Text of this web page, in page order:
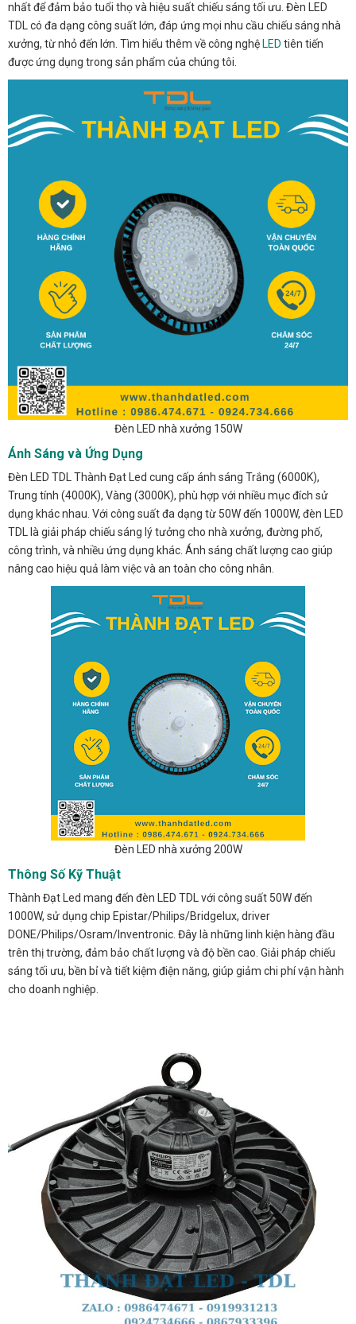
nhất để đảm bảo tuổi thọ và hiệu suất chiếu sáng tối ưu. Đèn LED
TDL có đa dạng công suất lớn, đáp ứng mọi nhu cầu chiếu sáng nhà
xưởng, từ nhỏ đến lớn. Tìm hiểu thêm về công nghệ LED tiên tiến
được ứng dụng trong sản phẩm của chúng tôi.
Đèn LED nhà xưởng 150W
Ánh Sáng và Ứng Dụng
Đèn LED TDL Thành Đạt Led cung cấp ánh sáng Trắng (6000K),
Trung tính (4000K), Vàng (3000K), phù hợp với nhiều mục đích sử
dụng khác nhau. Với công suất đa dạng từ 50W đến 1000W, đèn LED
TDL là giải pháp chiếu sáng lý tưởng cho nhà xưởng, đường phố,
công trình, và nhiều ứng dụng khác. Ánh sáng chất lượng cao giúp
nâng cao hiệu quả làm việc và an toàn cho công nhân.
Đèn LED nhà xưởng 200W
Thông Số Kỹ Thuật
Thành Đạt Led mang đến đèn LED TDL với công suất 50W đến
1000W, sử dụng chip Epistar/Philips/Bridgelux, driver
DONE/Philips/Osram/Inventronic. Đây là những linh kiện hàng đầu
trên thị trường, đảm bảo chất lượng và độ bền cao. Giải pháp chiếu
sáng tối ưu, bền bỉ và tiết kiệm điện năng, giúp giảm chi phí vận hành
cho doanh nghiệp.